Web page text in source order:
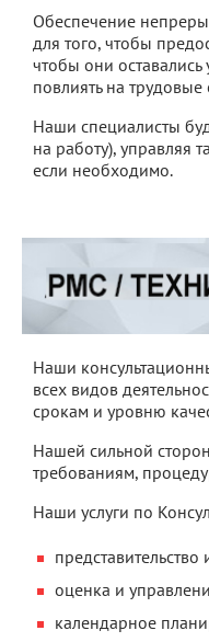
Обеспечение
для того, чтобы
чтобы они
повлиять на
Наши специалисты
на работу), управляя
если необходимо.
Наши
всех видов
срокам и уровню
Нашей сильной
требованиям,
Наши услуги по
оценка и
календарное